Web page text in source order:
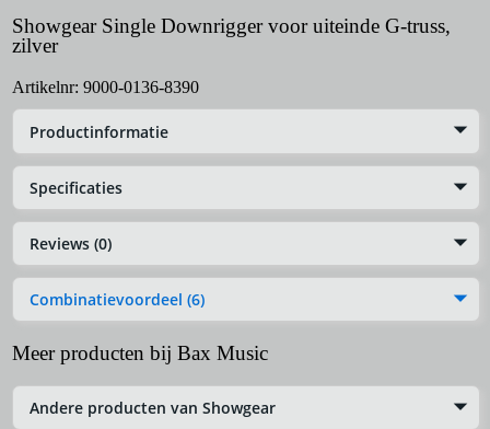
Showgear Single Downrigger voor uiteinde G-truss,
zilver
Artikelnr: 9000-0136-8390
Productinformatie
Specificaties
Reviews (0)
Combinatievoordeel (6)
Meer producten bij Bax Music
Andere producten van Showgear